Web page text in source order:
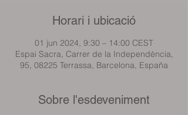
Horari i ubicació
01 jun 2024, 9:30 – 14:00 CEST
Espai Sacra, Carrer de la Independència,
95, 08225 Terrassa, Barcelona, España
Sobre l'esdeveniment